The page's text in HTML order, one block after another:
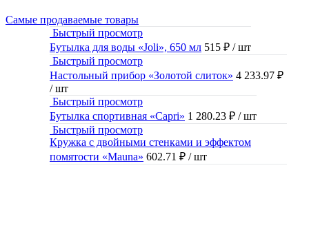
Самые продаваемые товары
Быстрый просмотр
Бутылка для воды «Joli», 650 мл 515 ₽ / шт
Быстрый просмотр
Настольный прибор «Золотой слиток» 4 233.97 ₽
/ шт
Быстрый просмотр
Бутылка спортивная «Capri» 1 280.23 ₽ / шт
Быстрый просмотр
Кружка с двойными стенками и эффектом
помятости «Mauna» 602.71 ₽ / шт